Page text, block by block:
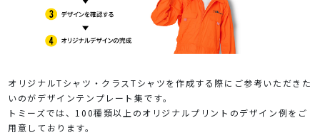
オリジナルTシャツ・クラスTシャツを作成する際にご参考いただきた
いのがデザインテンプレート集です。
トミーズでは、100種類以上のオリジナルプリントのデザイン例をご
用意しております。